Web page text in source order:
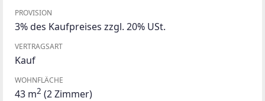
PROVISION
3% des Kaufpreises zzgl. 20% USt.
VERTRAGSART
Kauf
WOHNFLÄCHE
43 m2 (2 Zimmer)